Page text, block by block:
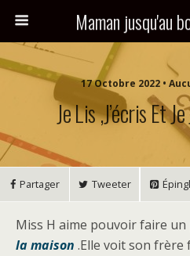
Maman jusqu'au
17 Octobre 2022 •
Je Lis ,J’écris Et
Partager Tweeter
Miss H aime pouvoir faire un
la maison .Elle voit son frère